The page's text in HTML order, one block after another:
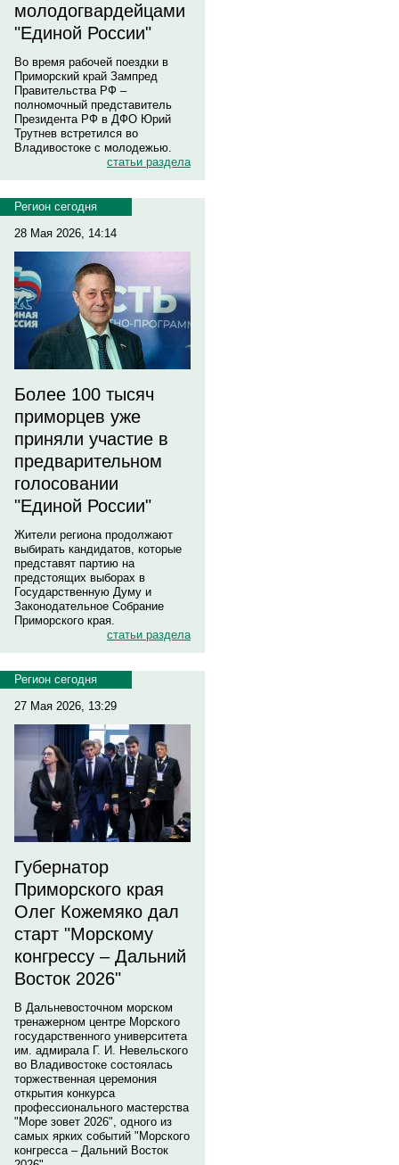
молодогвардейцами
"Единой России"
Во время рабочей поездки в
Приморский край Зампред
Правительства РФ –
полномочный представитель
Президента РФ в ДФО Юрий
Трутнев встретился во
Владивостоке с молодежью.
статьи раздела
Регион сегодня
28 Мая 2026, 14:14
Более 100 тысяч
приморцев уже
приняли участие в
предварительном
голосовании
"Единой России"
Жители региона продолжают
выбирать кандидатов, которые
представят партию на
предстоящих выборах в
Государственную Думу и
Законодательное Собрание
Приморского края.
статьи раздела
Регион сегодня
27 Мая 2026, 13:29
Губернатор
Приморского края
Олег Кожемяко дал
старт "Морскому
конгрессу – Дальний
Восток 2026"
В Дальневосточном морском
тренажерном центре Морского
государственного университета
им. адмирала Г. И. Невельского
во Владивостоке состоялась
торжественная церемония
открытия конкурса
профессионального мастерства
"Море зовет 2026", одного из
самых ярких событий "Морского
конгресса – Дальний Восток